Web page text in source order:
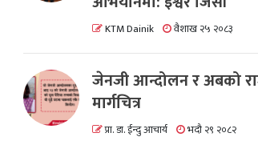
KTM Dainik वैशाख २५ २०८३
जेनजी आन्दोलन र अबको
मार्गचित्र
प्रा. डा. ईन्दु आचार्य भदौ २९ २०८२